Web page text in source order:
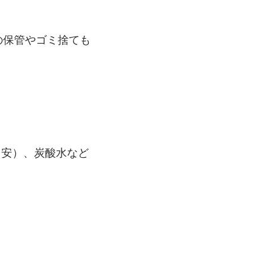
管やゴミ捨ても
）、炭酸水など